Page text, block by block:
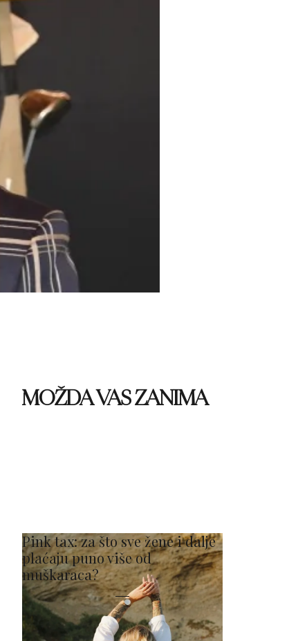
MOŽDA VAS ZANIMA
Pink tax: za što sve žene i dalje
plaćaju puno više od
muškaraca?